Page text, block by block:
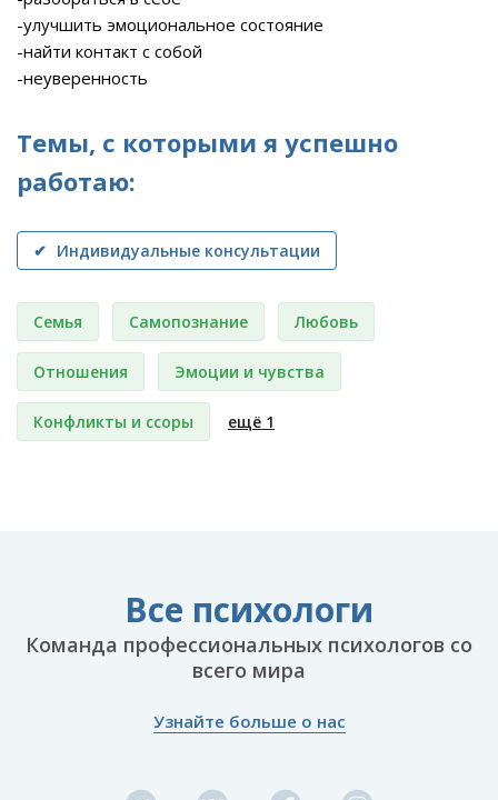
-улучшить эмоциональное состояние
-найти контакт с собой
-неуверенность
Темы, с которыми я успешно
работаю:
✔ Индивидуальные консультации
Семья Самопознание Любовь
Отношения Эмоции и чувства
Конфликты и ссоры ещё 1
Все психологи
Команда профессиональных психологов со
всего мира
Узнайте больше о нас